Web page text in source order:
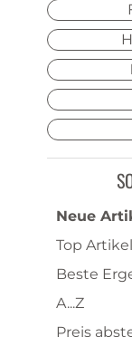
Neue
Top Artikel
Beste
A...Z
Preis